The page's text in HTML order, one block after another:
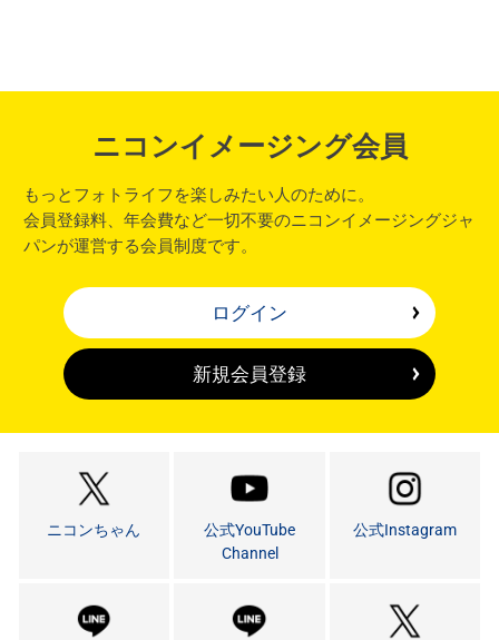
ニコンイメージング会員
もっとフォトライフを楽しみたい人のために。
会員登録料、年会費など一切不要のニコンイメージングジャ
パンが運営する会員制度です。
ログイン
新規会員登録
ニコンちゃん
公式YouTube
Channel
公式Instagram